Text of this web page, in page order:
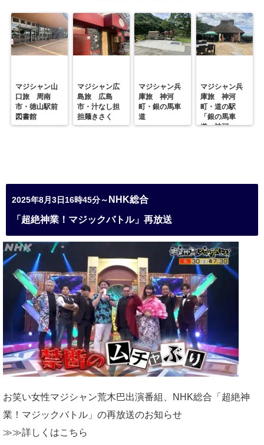
マジシャン山
口旅 周南
市・徳山駅前
図書館
マジシャン広
島旅 広島
市・汁なし担
担麺きさく
マジシャン兵
庫旅 神河
町・銀の馬車
道
マジシャン兵
庫旅 神河
町・道の駅
「銀の馬車
道・神河」
2025年8月3日16時45分～ NHK総合
「超絶神業！マジックバトル」再放送
お笑い女性マジシャン荒木巴出演番組、
NHK総合「超絶神
業！マジックバトル」の再放送のお知らせ
≫≫詳しくはこちら